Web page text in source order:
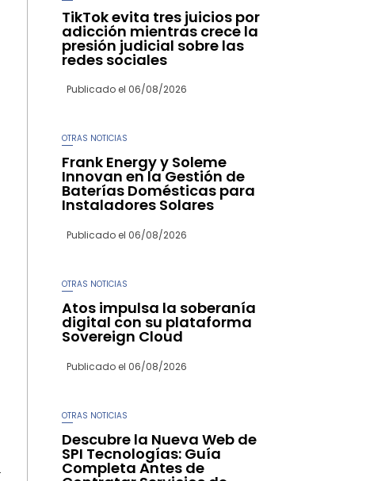
TikTok evita tres juicios por
adicción mientras crece la
presión judicial sobre las
redes sociales
Publicado el 06/08/2026
OTRAS NOTICIAS
Frank Energy y Soleme
Innovan en la Gestión de
Baterías Domésticas para
Instaladores Solares
Publicado el 06/08/2026
OTRAS NOTICIAS
Atos impulsa la soberanía
digital con su plataforma
Sovereign Cloud
Publicado el 06/08/2026
OTRAS NOTICIAS
Descubre la Nueva Web de
SPI Tecnologías: Guía
Completa Antes de